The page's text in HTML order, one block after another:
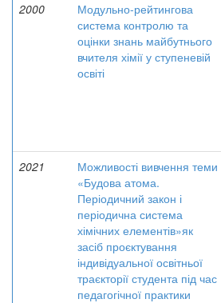
2000
Модульно-рейтингова
система контролю та
оцінки знань майбутнього
вчителя хімії у ступеневій
освіті
2021
Можливості вивчення теми
«Будова атома.
Періодичний закон і
періодична система
хімічних елементів»як
засіб проєктування
індивідуальної освітньої
траєкторії студента під час
педагогічної практики